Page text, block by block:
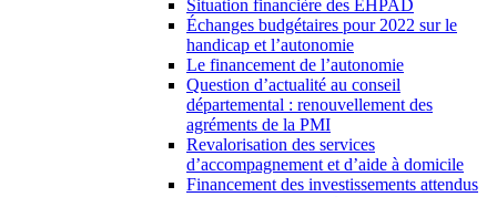
Situation financière des EHPAD
Échanges budgétaires pour 2022 sur le
handicap et l’autonomie
Le financement de l’autonomie
Question d’actualité au conseil
départemental : renouvellement des
agréments de la PMI
Revalorisation des services
d’accompagnement et d’aide à domicile
Financement des investissements attendus